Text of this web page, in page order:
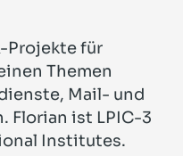
Projekte für
Themen
Mail- und
Florian ist LPIC-3
Institutes.